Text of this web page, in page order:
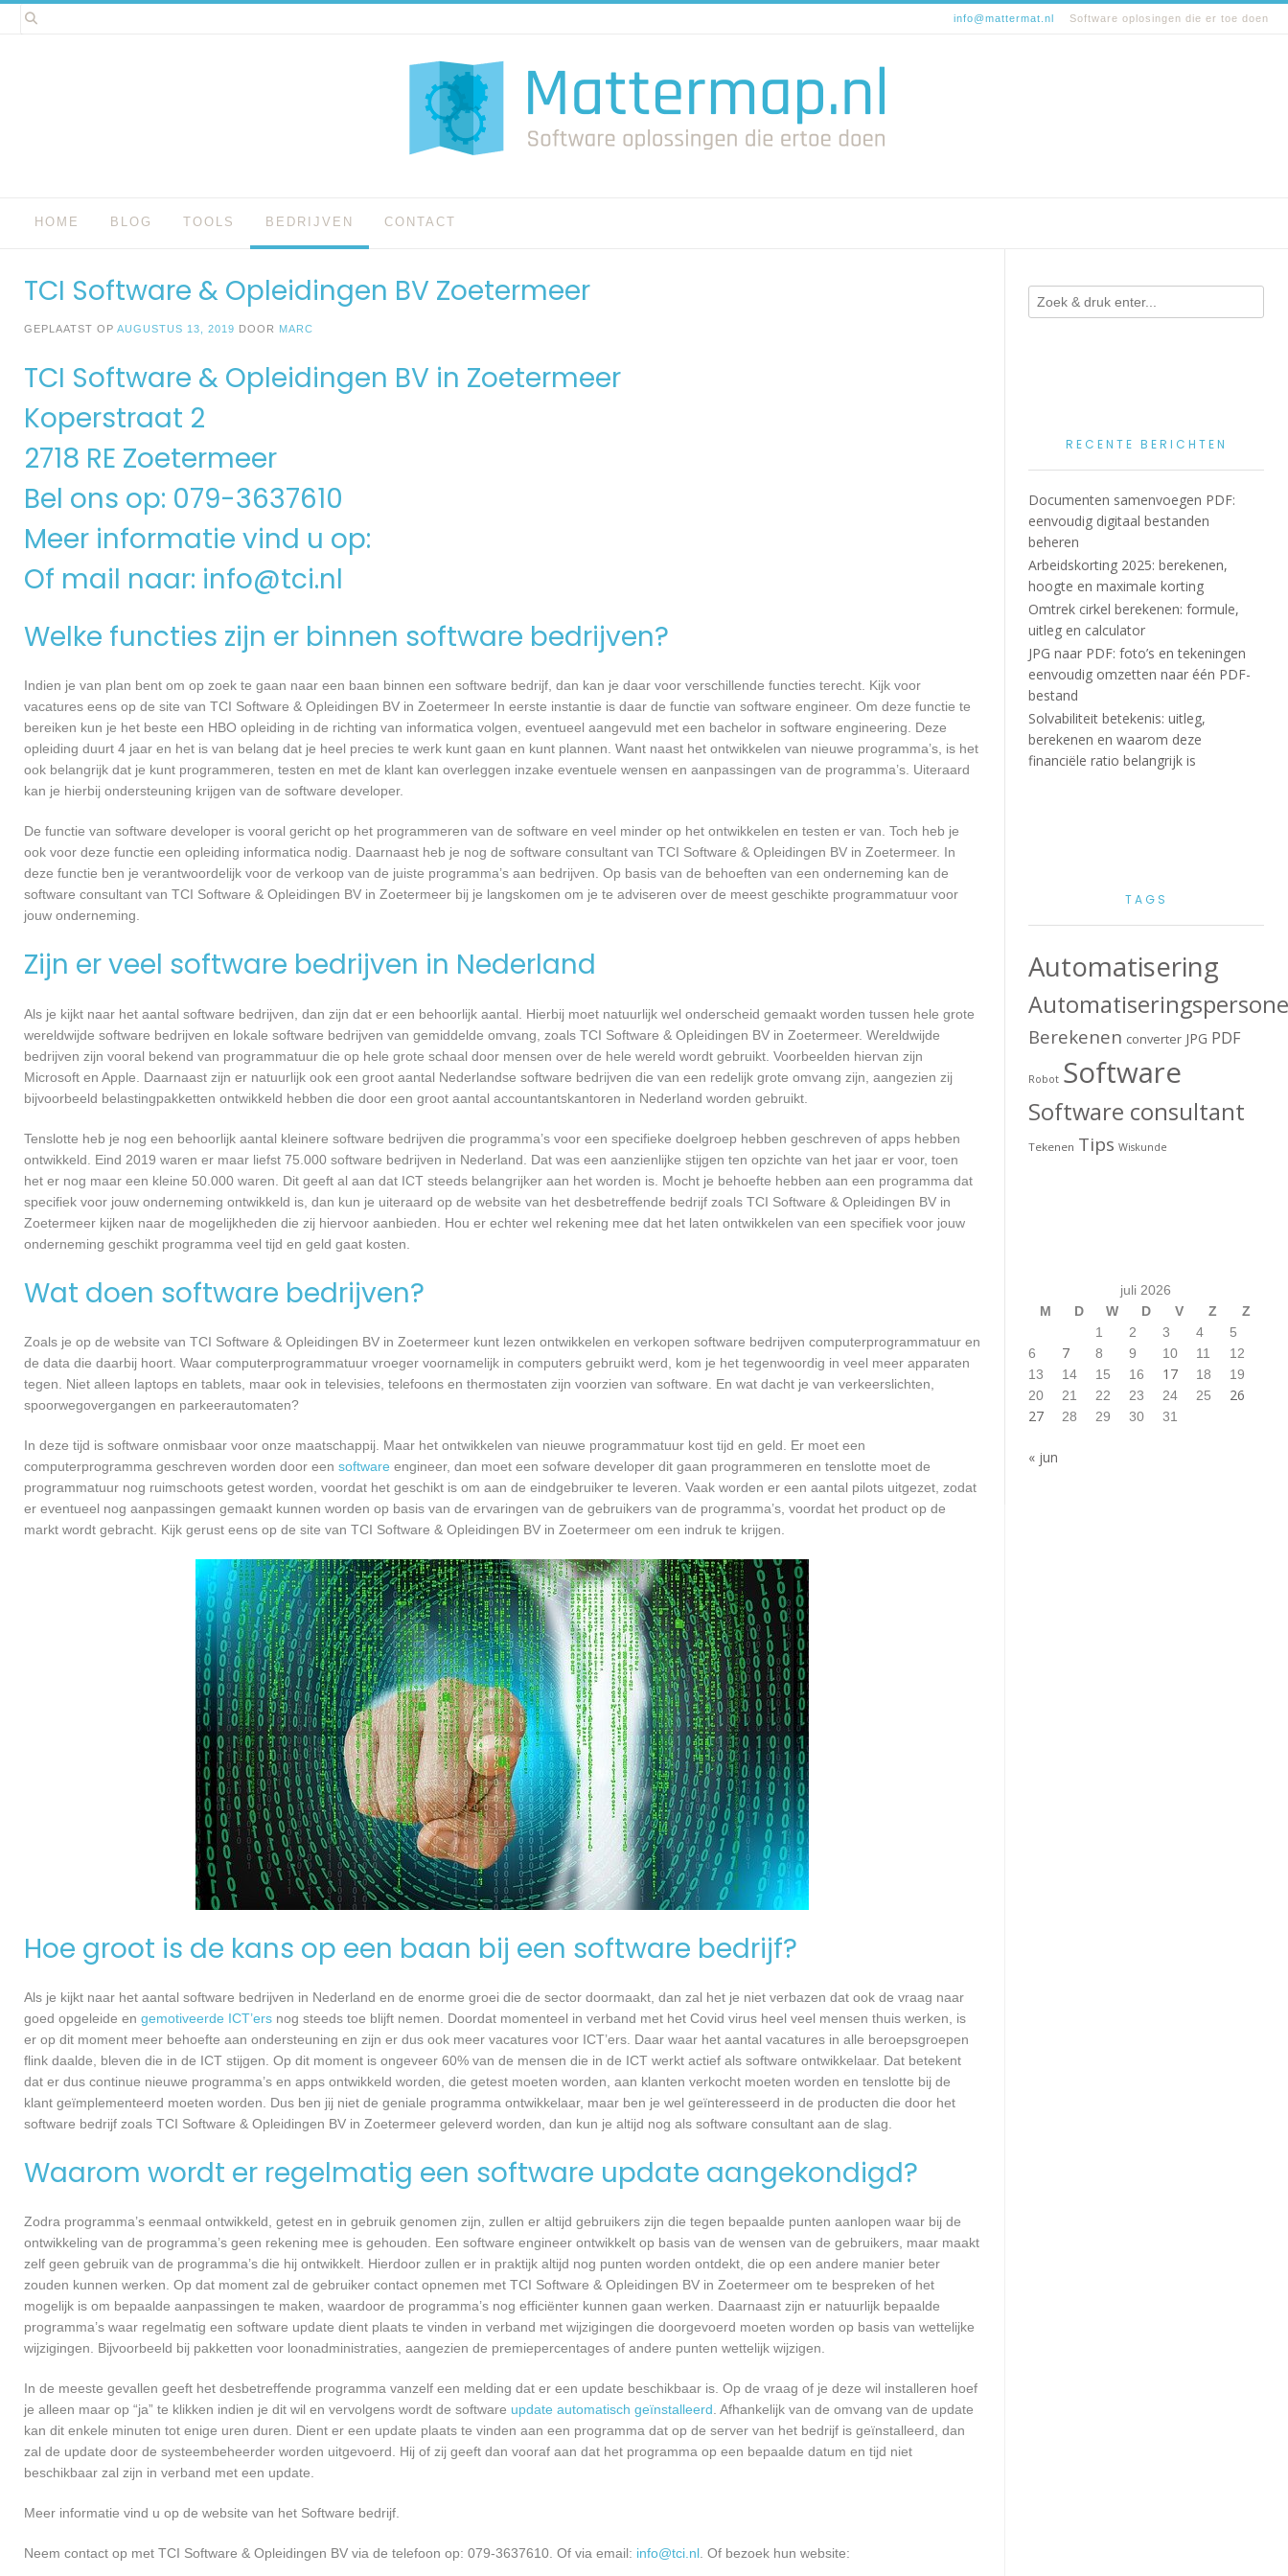
Spring
naar
info@mattermat.nl Software oplosingen die er toe doen
HOME BLOG TOOLS BEDRIJVEN CONTACT
TCI Software & Opleidingen BV Zoetermeer
GEPLAATST OP AUGUSTUS 13, 2019 DOOR MARC
TCI Software & Opleidingen BV in Zoetermeer
Koperstraat 2
2718 RE Zoetermeer
Bel ons op: 079-3637610
Meer informatie vind u op:
Of mail naar: info@tci.nl
Welke functies zijn er binnen software bedrijven?
Indien je van plan bent om op zoek te gaan naar een baan binnen een software bedrijf, dan kan je daar voor verschillende functies terecht. Kijk voor
vacatures eens op de site van TCI Software & Opleidingen BV in Zoetermeer In eerste instantie is daar de functie van software engineer. Om deze functie te
bereiken kun je het beste een HBO opleiding in de richting van informatica volgen, eventueel aangevuld met een bachelor in software engineering. Deze
opleiding duurt 4 jaar en het is van belang dat je heel precies te werk kunt gaan en kunt plannen. Want naast het ontwikkelen van nieuwe programma’s, is het
ook belangrijk dat je kunt programmeren, testen en met de klant kan overleggen inzake eventuele wensen en aanpassingen van de programma’s. Uiteraard
kan je hierbij ondersteuning krijgen van de software developer.
De functie van software developer is vooral gericht op het programmeren van de software en veel minder op het ontwikkelen en testen er van. Toch heb je
ook voor deze functie een opleiding informatica nodig. Daarnaast heb je nog de software consultant van TCI Software & Opleidingen BV in Zoetermeer. In
deze functie ben je verantwoordelijk voor de verkoop van de juiste programma’s aan bedrijven. Op basis van de behoeften van een onderneming kan de
software consultant van TCI Software & Opleidingen BV in Zoetermeer bij je langskomen om je te adviseren over de meest geschikte programmatuur voor
jouw onderneming.
Zijn er veel software bedrijven in Nederland
Als je kijkt naar het aantal software bedrijven, dan zijn dat er een behoorlijk aantal. Hierbij moet natuurlijk wel onderscheid gemaakt worden tussen hele grote
wereldwijde software bedrijven en lokale software bedrijven van gemiddelde omvang, zoals TCI Software & Opleidingen BV in Zoetermeer. Wereldwijde
bedrijven zijn vooral bekend van programmatuur die op hele grote schaal door mensen over de hele wereld wordt gebruikt. Voorbeelden hiervan zijn
Microsoft en Apple. Daarnaast zijn er natuurlijk ook een groot aantal Nederlandse software bedrijven die van een redelijk grote omvang zijn, aangezien zij
bijvoorbeeld belastingpakketten ontwikkeld hebben die door een groot aantal accountantskantoren in Nederland worden gebruikt.
Tenslotte heb je nog een behoorlijk aantal kleinere software bedrijven die programma’s voor een specifieke doelgroep hebben geschreven of apps hebben
ontwikkeld. Eind 2019 waren er maar liefst 75.000 software bedrijven in Nederland. Dat was een aanzienlijke stijgen ten opzichte van het jaar er voor, toen
het er nog maar een kleine 50.000 waren. Dit geeft al aan dat ICT steeds belangrijker aan het worden is. Mocht je behoefte hebben aan een programma dat
specifiek voor jouw onderneming ontwikkeld is, dan kun je uiteraard op de website van het desbetreffende bedrijf zoals TCI Software & Opleidingen BV in
Zoetermeer kijken naar de mogelijkheden die zij hiervoor aanbieden. Hou er echter wel rekening mee dat het laten ontwikkelen van een specifiek voor jouw
onderneming geschikt programma veel tijd en geld gaat kosten.
Wat doen software bedrijven?
Zoals je op de website van TCI Software & Opleidingen BV in Zoetermeer kunt lezen ontwikkelen en verkopen software bedrijven computerprogrammatuur en
de data die daarbij hoort. Waar computerprogrammatuur vroeger voornamelijk in computers gebruikt werd, kom je het tegenwoordig in veel meer apparaten
tegen. Niet alleen laptops en tablets, maar ook in televisies, telefoons en thermostaten zijn voorzien van software. En wat dacht je van verkeerslichten,
spoorwegovergangen en parkeerautomaten?
In deze tijd is software onmisbaar voor onze maatschappij. Maar het ontwikkelen van nieuwe programmatuur kost tijd en geld. Er moet een
computerprogramma geschreven worden door een software engineer, dan moet een sofware developer dit gaan programmeren en tenslotte moet de
programmatuur nog ruimschoots getest worden, voordat het geschikt is om aan de eindgebruiker te leveren. Vaak worden er een aantal pilots uitgezet, zodat
er eventueel nog aanpassingen gemaakt kunnen worden op basis van de ervaringen van de gebruikers van de programma’s, voordat het product op de
markt wordt gebracht. Kijk gerust eens op de site van TCI Software & Opleidingen BV in Zoetermeer om een indruk te krijgen.
Hoe groot is de kans op een baan bij een software bedrijf?
Als je kijkt naar het aantal software bedrijven in Nederland en de enorme groei die de sector doormaakt, dan zal het je niet verbazen dat ook de vraag naar
goed opgeleide en gemotiveerde ICT’ers nog steeds toe blijft nemen. Doordat momenteel in verband met het Covid virus heel veel mensen thuis werken, is
er op dit moment meer behoefte aan ondersteuning en zijn er dus ook meer vacatures voor ICT’ers. Daar waar het aantal vacatures in alle beroepsgroepen
flink daalde, bleven die in de ICT stijgen. Op dit moment is ongeveer 60% van de mensen die in de ICT werkt actief als software ontwikkelaar. Dat betekent
dat er dus continue nieuwe programma’s en apps ontwikkeld worden, die getest moeten worden, aan klanten verkocht moeten worden en tenslotte bij de
klant geïmplementeerd moeten worden. Dus ben jij niet de geniale programma ontwikkelaar, maar ben je wel geïnteresseerd in de producten die door het
software bedrijf zoals TCI Software & Opleidingen BV in Zoetermeer geleverd worden, dan kun je altijd nog als software consultant aan de slag.
Waarom wordt er regelmatig een software update aangekondigd?
Zodra programma’s eenmaal ontwikkeld, getest en in gebruik genomen zijn, zullen er altijd gebruikers zijn die tegen bepaalde punten aanlopen waar bij de
ontwikkeling van de programma’s geen rekening mee is gehouden. Een software engineer ontwikkelt op basis van de wensen van de gebruikers, maar maakt
zelf geen gebruik van de programma’s die hij ontwikkelt. Hierdoor zullen er in praktijk altijd nog punten worden ontdekt, die op een andere manier beter
zouden kunnen werken. Op dat moment zal de gebruiker contact opnemen met TCI Software & Opleidingen BV in Zoetermeer om te bespreken of het
mogelijk is om bepaalde aanpassingen te maken, waardoor de programma’s nog efficiënter kunnen gaan werken. Daarnaast zijn er natuurlijk bepaalde
programma’s waar regelmatig een software update dient plaats te vinden in verband met wijzigingen die doorgevoerd moeten worden op basis van wettelijke
wijzigingen. Bijvoorbeeld bij pakketten voor loonadministraties, aangezien de premiepercentages of andere punten wettelijk wijzigen.
In de meeste gevallen geeft het desbetreffende programma vanzelf een melding dat er een update beschikbaar is. Op de vraag of je deze wil installeren hoef
je alleen maar op “ja” te klikken indien je dit wil en vervolgens wordt de software update automatisch geïnstalleerd . Afhankelijk van de omvang van de update
kan dit enkele minuten tot enige uren duren. Dient er een update plaats te vinden aan een programma dat op de server van het bedrijf is geïnstalleerd, dan
zal de update door de systeembeheerder worden uitgevoerd. Hij of zij geeft dan vooraf aan dat het programma op een bepaalde datum en tijd niet
beschikbaar zal zijn in verband met een update.
Meer informatie vind u op de website van het Software bedrijf.
Neem contact op met TCI Software & Opleidingen BV via de telefoon op: 079-3637610. Of via email: info@tci.nl . Of bezoek hun website:
RECENTE BERICHTEN
Documenten samenvoegen PDF:
eenvoudig digitaal bestanden
beheren
Arbeidskorting 2025: berekenen,
hoogte en maximale korting
Omtrek cirkel berekenen: formule,
uitleg en calculator
JPG naar PDF: foto’s en tekeningen
eenvoudig omzetten naar één PDF-
bestand
Solvabiliteit betekenis: uitleg,
berekenen en waarom deze
financiële ratio belangrijk is
TAGS
Automatisering
Berekenen converter JPG PDF
Robot Software
Software consultant
Tekenen Tips Wiskunde
juli 2026
M
D W D V Z
Z
1
2 3 4
5
6
7 8 9 10 11
12
13
14 15 16 17 18
19
20
21 22 23 24 25
26
27
28 29 30 31
« jun